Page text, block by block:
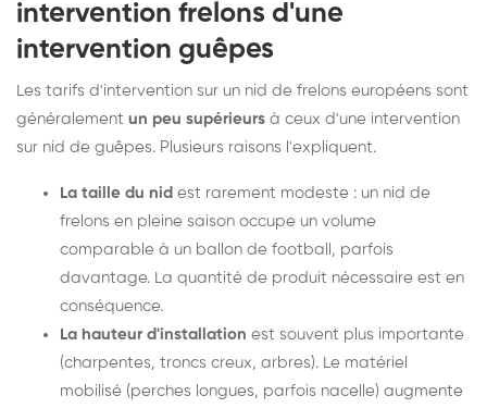
intervention frelons d'une
intervention guêpes
Les tarifs d'intervention sur un nid de frelons européens sont
généralement un peu supérieurs à ceux d'une intervention
sur nid de guêpes. Plusieurs raisons l'expliquent.
La taille du nid est rarement modeste : un nid de
frelons en pleine saison occupe un volume
comparable à un ballon de football, parfois
davantage. La quantité de produit nécessaire est en
conséquence.
La hauteur d'installation est souvent plus importante
(charpentes, troncs creux, arbres). Le matériel
mobilisé (perches longues, parfois nacelle) augmente